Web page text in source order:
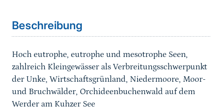
Beschreibung
Hoch eutrophe, eutrophe und mesotrophe Seen,
zahlreich Kleingewässer als Verbreitungsschwerpunkt
der Unke, Wirtschaftsgrünland, Niedermoore, Moor-
und Bruchwälder, Orchideenbuchenwald auf dem
Werder am Kuhzer See